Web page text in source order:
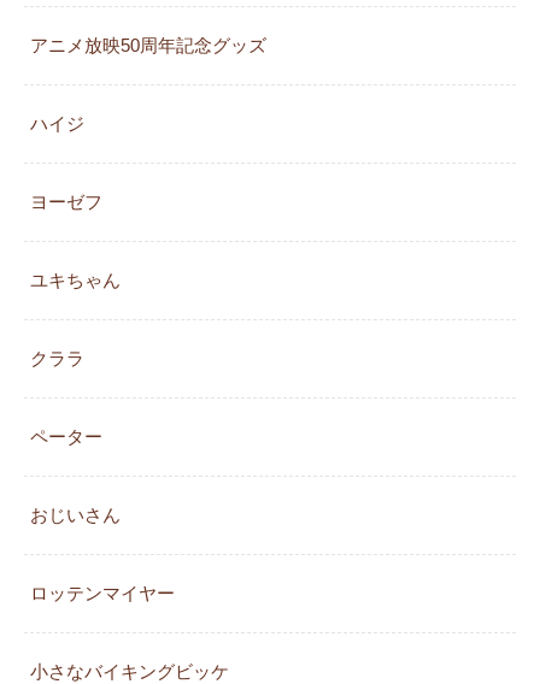
アニメ放映50周年記念グッズ
ハイジ
ヨーゼフ
ユキちゃん
クララ
ペーター
おじいさん
ロッテンマイヤー
小さなバイキングビッケ